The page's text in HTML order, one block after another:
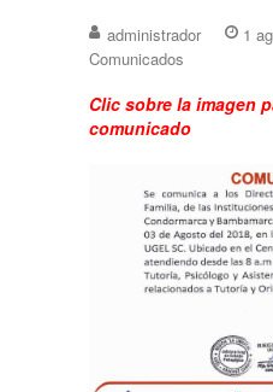
administrador
1
Comunicados
Clic sobre la imagen
comunicado